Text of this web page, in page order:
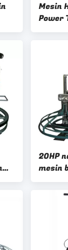
Mesin
Power
Beton
20HP
mesin